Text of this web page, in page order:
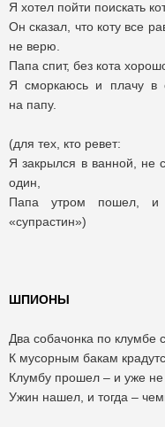
Я хотел пойти поискать
Он сказал, что коту все
не верю.
Папа спит, без кота
Я сморкаюсь и плачу в
на папу.
(для тех, кто ревет:
Я закрылся в ванной, не
один,
Папа утром пошел,
«супрастин»)
ШПИОНЫ
Два собачонка по клумбе
К мусорным бакам
Клумбу прошел – и уже не
Ужин нашел, и тогда –